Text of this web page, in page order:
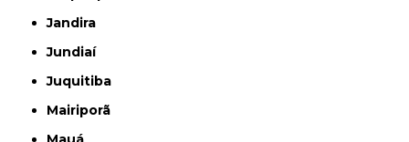
Jandira
Jundiaí
Juquitiba
Mairiporã